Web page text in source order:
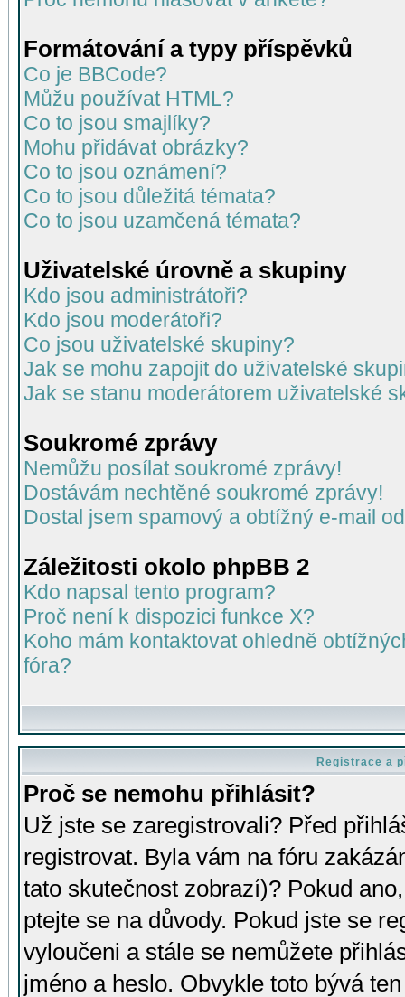
Formátování a typy příspěvků
Co je BBCode?
Můžu používat HTML?
Co to jsou smajlíky?
Mohu přidávat obrázky?
Co to jsou oznámení?
Co to jsou důležitá témata?
Co to jsou uzamčená témata?
Uživatelské úrovně a skupiny
Kdo jsou administrátoři?
Kdo jsou moderátoři?
Co jsou uživatelské skupiny?
Jak se mohu zapojit do uživatelské
Jak se stanu moderátorem uživatelské
Soukromé zprávy
Nemůžu posílat soukromé zprávy!
Dostávám nechtěné soukromé zprávy!
Dostal jsem spamový a obtížný e-mail
Záležitosti okolo phpBB 2
Kdo napsal tento program?
Proč není k dispozici funkce X?
Koho mám kontaktovat ohledně
fóra?
Registrace a
Proč se nemohu přihlásit?
Už jste se zaregistrovali? Před
registrovat. Byla vám na fóru
tato skutečnost zobrazí)? Pokud
ptejte se na důvody. Pokud jste se
vyloučeni a stále se nemůžete
jméno a heslo. Obvykle toto bývá